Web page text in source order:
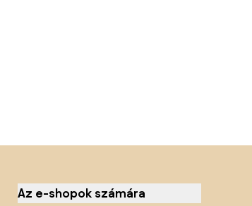
Az e-shopok számára